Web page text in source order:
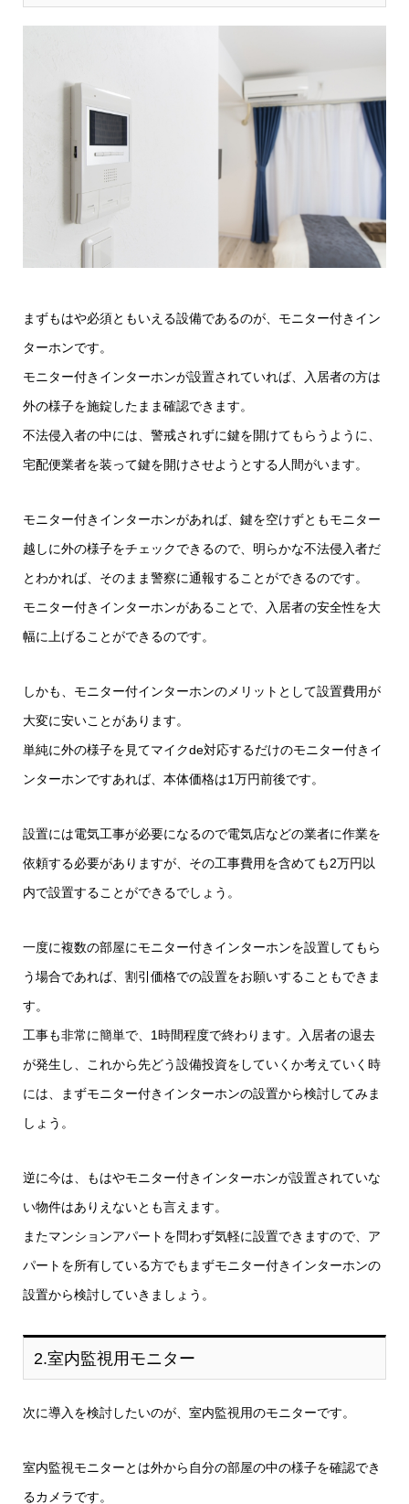
まずもはや必須ともいえる設備であるのが、モニター付きイン
ターホンです。
モニター付きインターホンが設置されていれば、入居者の方は
外の様子を施錠したまま確認できます。
不法侵入者の中には、警戒されずに鍵を開けてもらうように、
宅配便業者を装って鍵を開けさせようとする人間がいます。
モニター付きインターホンがあれば、鍵を空けずともモニター
越しに外の様子をチェックできるので、明らかな不法侵入者だ
とわかれば、そのまま警察に通報することができるのです。
モニター付きインターホンがあることで、入居者の安全性を大
幅に上げることができるのです。
しかも、モニター付インターホンのメリットとして設置費用が
大変に安いことがあります。
単純に外の様子を見てマイクde対応するだけのモニター付きイ
ンターホンですあれば、本体価格は1万円前後です。
設置には電気工事が必要になるので電気店などの業者に作業を
依頼する必要がありますが、その工事費用を含めても2万円以
内で設置することができるでしょう。
一度に複数の部屋にモニター付きインターホンを設置してもら
う場合であれば、割引価格での設置をお願いすることもできま
す。
工事も非常に簡単で、1時間程度で終わります。入居者の退去
が発生し、これから先どう設備投資をしていくか考えていく時
には、まずモニター付きインターホンの設置から検討してみま
しょう。
逆に今は、もはやモニター付きインターホンが設置されていな
い物件はありえないとも言えます。
またマンションアパートを問わず気軽に設置できますので、ア
パートを所有している方でもまずモニター付きインターホンの
設置から検討していきましょう。
2.室内監視用モニター
次に導入を検討したいのが、室内監視用のモニターです。
室内監視モニターとは外から自分の部屋の中の様子を確認でき
るカメラです。